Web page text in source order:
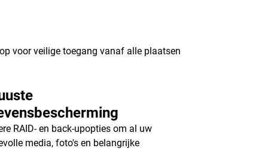
voor veilige toegang vanaf alle plaatsen
RAID- en back-upopties om al uw
media, foto's en belangrijke